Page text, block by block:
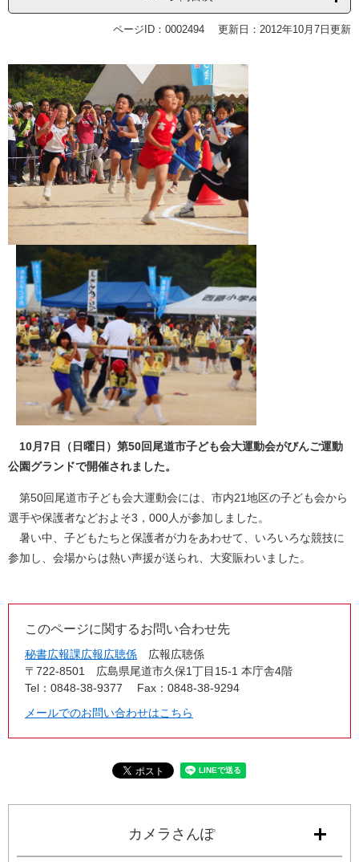
ページID：0002494 更新日：2012年10月7日更新
10月7日（日曜日）第50回尾道市子ども会大運動会がびんご運動
公園グランドで開催されました。
第50回尾道市子ども会大運動会には、市内21地区の子ども会から
選手や保護者などおよそ3，000人が参加しました。
暑い中、子どもたちと保護者が力をあわせて、いろいろな競技に
参加し、会場からは熱い声援が送られ、大変賑わいました。
このページに関するお問い合わせ先
秘書広報課広報広聴係
広報広聴係
〒722-8501
広島県尾道市久保1丁目15-1 本庁舎4階
Tel：0848-38-9377
Fax：0848-38-9294
メールでのお問い合わせはこちら
カメラさんぽ